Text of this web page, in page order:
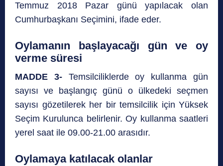
Temmuz 2018 Pazar günü yapılacak olan
Cumhurbaşkanı Seçimini, ifade eder.
Oylamanın başlayacağı gün ve oy
verme süresi
MADDE 3-Temsilciliklerde oy kullanma gün
sayısı ve başlangıç günü o ülkedeki seçmen
sayısı gözetilerek her bir temsilcilik için Yüksek
Seçim Kurulunca belirlenir. Oy kullanma saatleri
yerel saat ile 09.00-21.00 arasıdır.
Oylamaya katılacak olanlar